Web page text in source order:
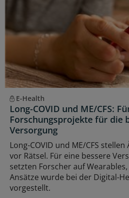
E-Health
Long-COVID und ME/CFS:
Forschungsprojekte für die
Versorgung
Long-COVID und ME/CFS
vor Rätsel. Für eine bessere
setzten Forscher auf
Ansätze wurde bei der Digital-
vorgestellt.